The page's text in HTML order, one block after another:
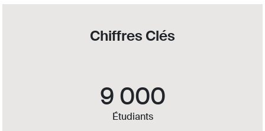
Chiffres Clés
9 000
Étudiants